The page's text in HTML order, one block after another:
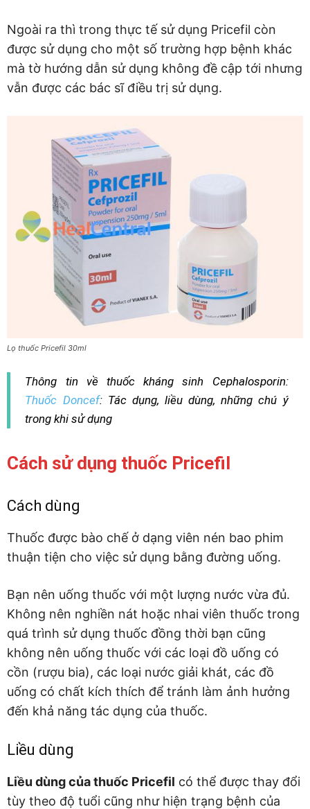
Ngoài ra thì trong thực tế sử dụng Pricefil còn
được sử dụng cho một số trường hợp bệnh khác
mà tờ hướng dẫn sử dụng không đề cập tới nhưng
vẫn được các bác sĩ điều trị sử dụng.
Lọ thuốc Pricefil 30ml
Thông tin về thuốc kháng sinh Cephalosporin:
Thuốc Doncef: Tác dụng, liều dùng, những chú ý
trong khi sử dụng
Cách sử dụng thuốc Pricefil
Cách dùng
Thuốc được bào chế ở dạng viên nén bao phim
thuận tiện cho việc sử dụng bằng đường uống.
Bạn nên uống thuốc với một lượng nước vừa đủ.
Không nên nghiền nát hoặc nhai viên thuốc trong
quá trình sử dụng thuốc đồng thời bạn cũng
không nên uống thuốc với các loại đồ uống có
cồn (rượu bia), các loại nước giải khát, các đồ
uống có chất kích thích để tránh làm ảnh hưởng
đến khả năng tác dụng của thuốc.
Liều dùng
Liều dùng của thuốc Pricefil có thể được thay đổi
tùy theo độ tuổi cũng như hiện trạng bệnh của